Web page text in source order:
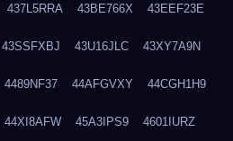
437L5RRA 43BE766X 43EEF23E
43SSFXBJ 43U16JLC 43XY7A9N
4489NF37 44AFGVXY 44CGH1H9
44XI8AFW 45A3IPS9 4601IURZ